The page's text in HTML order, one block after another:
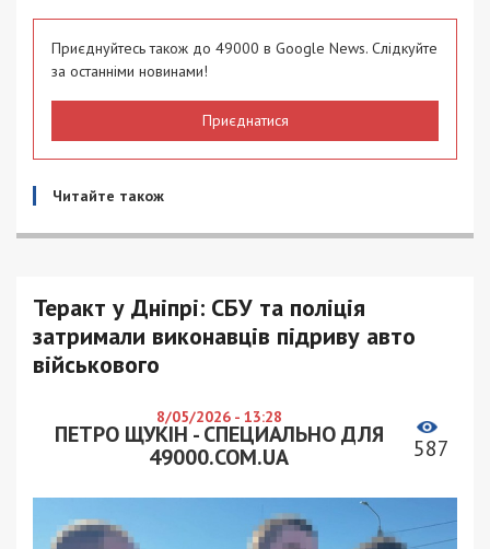
Приєднуйтесь також до 49000 в Google News. Слідкуйте
за останніми новинами!
Приєднатися
Читайте також
Теракт у Дніпрі: СБУ та поліція
затримали виконавців підриву авто
військового
8/05/2026 - 13:28
ПЕТРО ЩУКІН - СПЕЦИАЛЬНО ДЛЯ
49000.COM.UA
587